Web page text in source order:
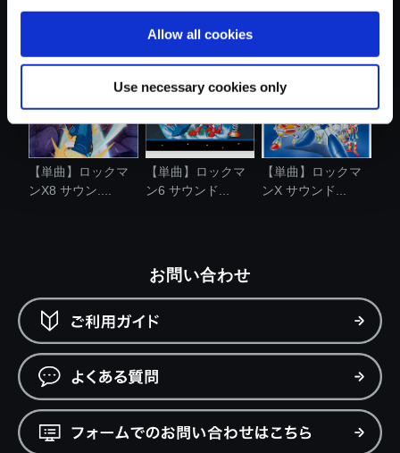
Allow all cookies
Use necessary cookies only
ン3 サウンド...
ン4 サウンド...
ンX2 サウン....
【単曲】ロックマ
ンX8 サウン....
【単曲】ロックマ
ン6 サウンド...
【単曲】ロックマ
ンX サウンド...
お問い合わせ